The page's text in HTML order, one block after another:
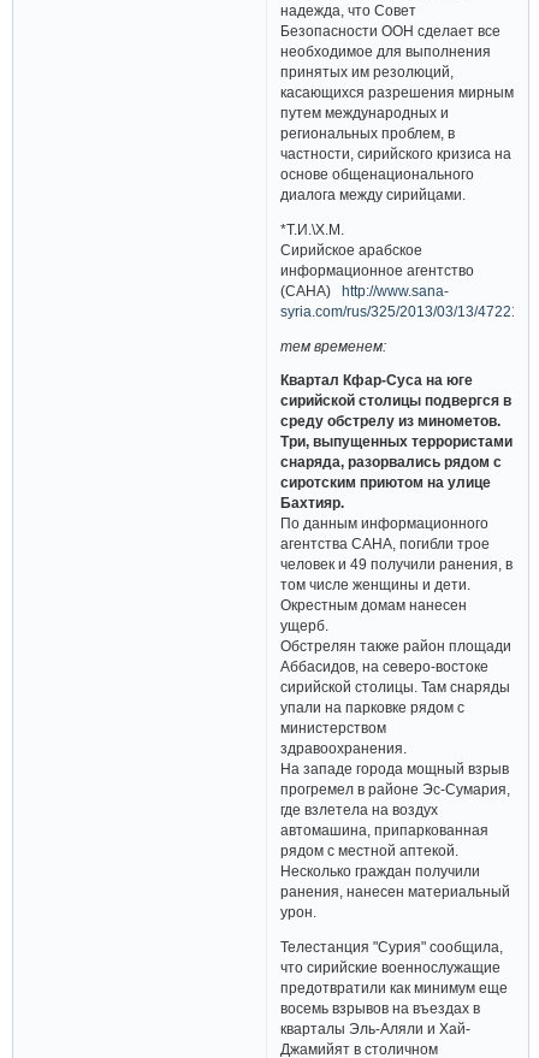
надежда, что Совет
Безопасности ООН сделает все
необходимое для выполнения
принятых им резолюций,
касающихся разрешения мирным
путем международных и
региональных проблем, в
частности, сирийского кризиса на
основе общенационального
диалога между сирийцами.
*Т.И.\Х.М.
Сирийское арабское
информационное агентство
(САНА)http://www.sana-
syria.com/rus/325/2013/03/13/
тем временем:
Квартал Кфар-Суса на юге
сирийской столицы подвергся в
среду обстрелу из минометов.
Три, выпущенных террористами
снаряда, разорвались рядом с
сиротским приютом на улице
Бахтияр.
По данным информационного
агентства САНА, погибли трое
человек и 49 получили ранения, в
том числе женщины и дети.
Окрестным домам нанесен
ущерб.
Обстрелян также район площади
Аббасидов, на северо-востоке
сирийской столицы. Там снаряды
упали на парковке рядом с
министерством
здравоохранения.
На западе города мощный взрыв
прогремел в районе Эс-Сумария,
где взлетела на воздух
автомашина, припаркованная
рядом с местной аптекой.
Несколько граждан получили
ранения, нанесен материальный
урон.
Телестанция "Сурия" сообщила,
что сирийские военнослужащие
предотвратили как минимум еще
восемь взрывов на въездах в
кварталы Эль-Аляли и Хай-
Джамийят в столичном